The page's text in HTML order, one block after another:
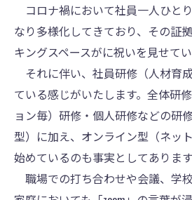
コロナ禍において社員一人ひと
なり多様化してきており、その証
キングスペースがに祝いを見せてい
それに伴い、社員研修（人材育
ている感じがいたします。全体研
ョン毎）研修・個人研修などの研
型）に加え、オンライン型（ネッ
始めているのも事実としてあります
職場での打ち合わせや会議、学